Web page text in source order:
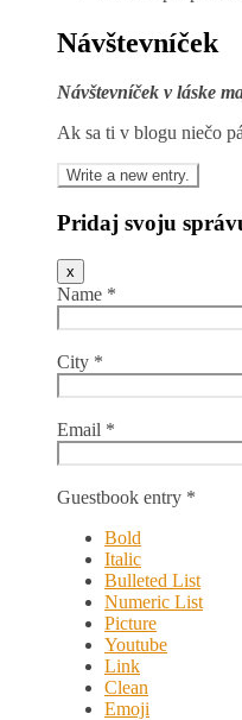
Návštevníček
Návštevníček v láske
Ak sa ti v blogu niečo
Pridaj svoju
x
this
form.
Name *
City *
Email *
Guestbook entry *
Bold
Italic
Bulleted List
Numeric List
Picture
Youtube
Link
Clean
Emoji